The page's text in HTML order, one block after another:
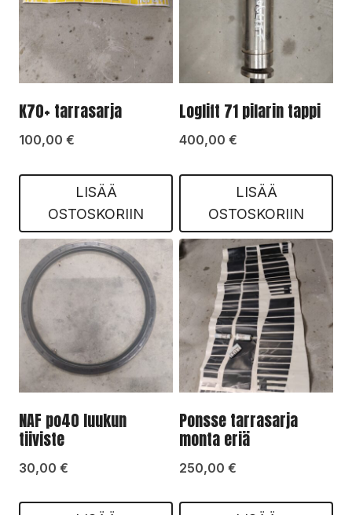
K70+ tarrasarja
100,00 €
LISÄÄ
OSTOSKORIIN
Loglift 71 pilarin tappi
400,00 €
LISÄÄ
OSTOSKORIIN
NAF po40 luukun
tiiviste
30,00 €
Ponsse tarrasarja
monta eriä
250,00 €